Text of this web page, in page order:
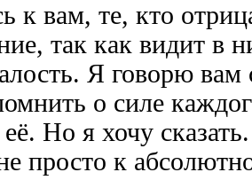
к вам, те, кто
так как видит в
Я говорю вам
о силе
Но я хочу
просто к